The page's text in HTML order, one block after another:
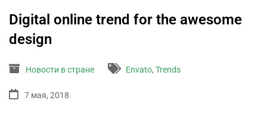
Digital online trend for the awesome
design
Новости в стране Envato, Trends
7 мая, 2018